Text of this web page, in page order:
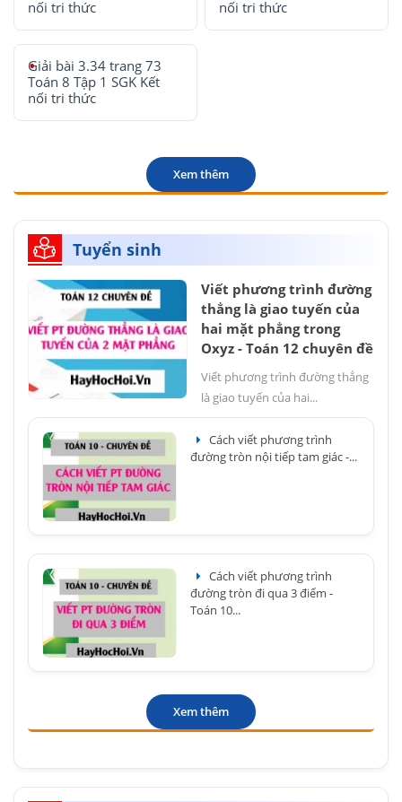
nối tri thức nối tri thức
Giải bài 3.34 trang 73
Toán 8 Tập 1 SGK Kết
nối tri thức
Xem thêm
Tuyển sinh
Viết phương trình đường
thẳng là giao tuyến của
hai mặt phẳng trong
Oxyz - Toán 12 chuyên đề
Viết phương trình đường thẳng
là giao tuyến của hai...
Cách viết phương trình
đường tròn nội tiếp tam giác -...
Cách viết phương trình
đường tròn đi qua 3 điểm -
Toán 10...
Xem thêm